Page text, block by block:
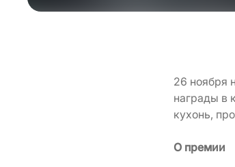
26 ноября
награды в
кухонь,
О премии